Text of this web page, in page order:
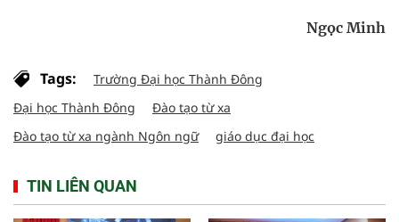
Ngọc Minh
Tags:
Trường Đại học Thành Đông
Đại học Thành Đông
Đào tạo từ xa
Đào tạo từ xa ngành Ngôn ngữ
giáo dục đại học
TIN LIÊN QUAN